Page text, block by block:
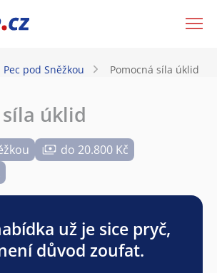
Pec pod Sněžkou Pomocná síla úklid
úklid
do 20.800 Kč
už je sice pryč,
důvod zoufat.